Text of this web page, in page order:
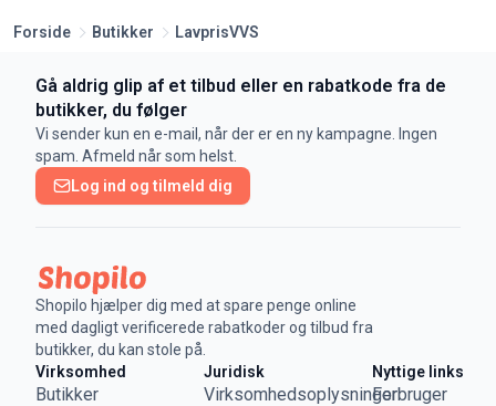
Forside Butikker LavprisVVS
Gå aldrig glip af et tilbud eller en rabatkode fra de
butikker, du følger
Vi sender kun en e-mail, når der er en ny kampagne. Ingen
spam. Afmeld når som helst.
Log ind og tilmeld dig
Shopilo hjælper dig med at spare penge online
med dagligt verificerede rabatkoder og tilbud fra
butikker, du kan stole på.
Virksomhed
Butikker
Juridisk
Virksomhedsoplysninger
Nyttige links
Forbruger